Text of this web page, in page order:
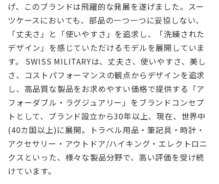
げ、このブランドは飛躍的な発展を遂げました。スー
ツケースにおいても、部品の一つ一つに妥協しない、
「丈夫さ」と「使いやすさ」を追求し、「洗練された
デザイン」を感じていただけるモデルを展開していま
す。 SWISS MILITARYは、丈夫さ、使いやすさ、美し
さ、コストパフォーマンスの観点からデザインを追求
し、高品質な製品をお求めやすい価格で提供する「ア
フォーダブル・ラグジュアリー」をブランドコンセプ
トとして、ブランド設立から30年以上、現在、世界中
(40カ国以上)に展開。トラベル用品・筆記具・時計・
アクセサリー・アウトドア/ハイキング・エレクトロニ
クスといった、様々な製品分野で、高い評価を受け続
けています。